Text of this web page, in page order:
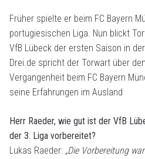
Früher spielte er beim FC Bayern
portugiesischen Liga. Nun blickt
VfB Lübeck der ersten Saison in
Drei.de spricht der Torwart über
Vergangenheit beim FC Bayern
seine Erfahrungen im Ausland
Herr Raeder, wie gut ist der VfB
der 3. Liga vorbereitet?
Lukas Raeder: „Die Vorbereitung